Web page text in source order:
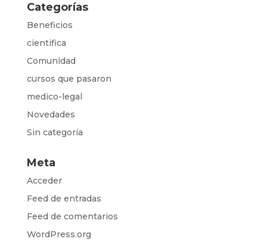
Categorías
Beneficios
cientifica
Comunidad
cursos que pasaron
medico-legal
Novedades
Sin categoría
Meta
Acceder
Feed de entradas
Feed de comentarios
WordPress.org